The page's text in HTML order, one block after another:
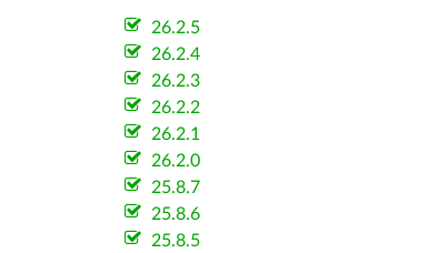
26.2.5
26.2.4
26.2.3
26.2.2
26.2.1
26.2.0
25.8.7
25.8.6
25.8.5